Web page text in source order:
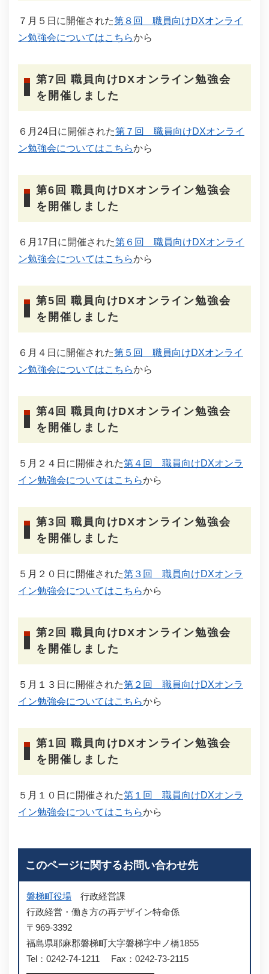
７月５日に開催された第８回 職員向けDXオンライ
ン勉強会についてはこちらから
第7回 職員向けDXオンライン勉強会
を開催しました
６月24日に開催された第７回 職員向けDXオンライ
ン勉強会についてはこちらから
第6回 職員向けDXオンライン勉強会
を開催しました
６月17日に開催された第６回 職員向けDXオンライ
ン勉強会についてはこちらから
第5回 職員向けDXオンライン勉強会
を開催しました
６月４日に開催された第５回 職員向けDXオンライ
ン勉強会についてはこちらから
第4回 職員向けDXオンライン勉強会
を開催しました
５月２４日に開催された第４回 職員向けDXオンラ
イン勉強会についてはこちらから
第3回 職員向けDXオンライン勉強会
を開催しました
５月２０日に開催された第３回 職員向けDXオンラ
イン勉強会についてはこちらから
第2回 職員向けDXオンライン勉強会
を開催しました
５月１３日に開催された第２回 職員向けDXオンラ
イン勉強会についてはこちらから
第1回 職員向けDXオンライン勉強会
を開催しました
５月１０日に開催された第１回 職員向けDXオンラ
イン勉強会についてはこちらから
このページに関するお問い合わせ先
磐梯町役場
行政経営課
行政経営・働き方の再デザイン特命係
〒969-3392
福島県耶麻郡磐梯町大字磐梯字中ノ橋1855
Tel：0242-74-1211
Fax：0242-73-2115